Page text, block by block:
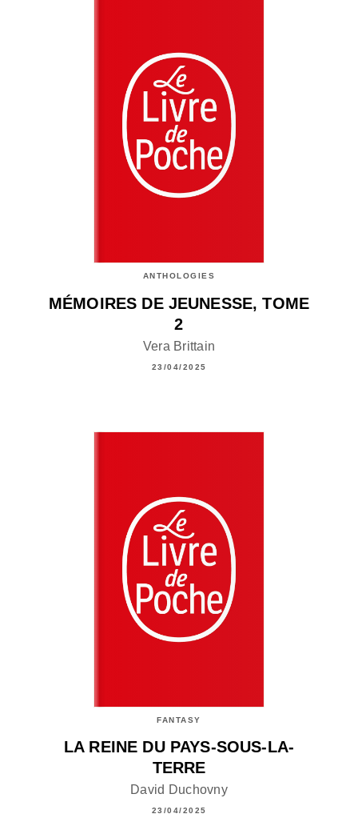
ANTHOLOGIES
MÉMOIRES DE JEUNESSE, TOME
2
Vera Brittain
23/04/2025
FANTASY
LA REINE DU PAYS-SOUS-LA-
TERRE
David Duchovny
23/04/2025